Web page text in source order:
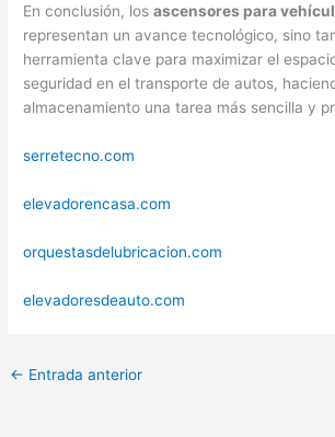
En conclusión, losascensores para
representan un avance tecnológico, sino
herramienta clave para maximizar el
seguridad en el transporte de autos,
almacenamiento una tarea más sencilla y
serretecno.com
elevadorencasa.com
orquestasdelubricacion.com
elevadoresdeauto.com
← Entrada anterior